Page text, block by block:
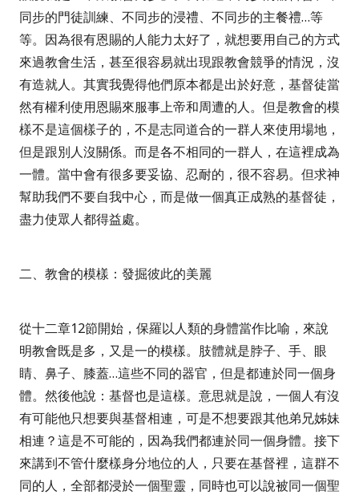
同步的門徒訓練、不同步的浸禮、不同步的主餐禮…等
等。因為很有恩賜的人能力太好了，就想要用自己的方式
來過教會生活，甚至很容易就出現跟教會競爭的情況，沒
有造就人。其實我覺得他們原本都是出於好意，基督徒當
然有權利使用恩賜來服事上帝和周遭的人。但是教會的模
樣不是這個樣子的，不是志同道合的一群人來使用場地，
但是跟別人沒關係。而是各不相同的一群人，在這裡成為
一體。當中會有很多要妥協、忍耐的，很不容易。但求神
幫助我們不要自我中心，而是做一個真正成熟的基督徒，
盡力使眾人都得益處。
二、教會的模樣：發掘彼此的美麗
從十二章12節開始，保羅以人類的身體當作比喻，來說
明教會既是多，又是一的模樣。肢體就是脖子、手、眼
睛、鼻子、膝蓋…這些不同的器官，但是都連於同一個身
體。然後他說：基督也是這樣。意思就是說，一個人有沒
有可能他只想要與基督相連，可是不想要跟其他弟兄姊妹
相連？這是不可能的，因為我們都連於同一個身體。接下
來講到不管什麼樣身分地位的人，只要在基督裡，這群不
同的人，全部都浸於一個聖靈，同時也可以說被同一個聖